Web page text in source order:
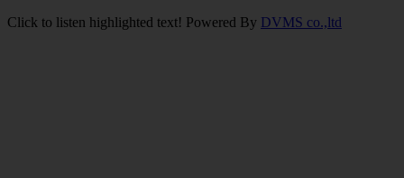
Click to listen highlighted text! Powered By DVMS co.,ltd